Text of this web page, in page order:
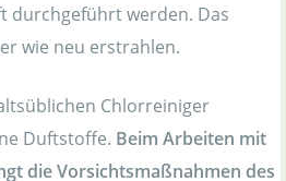
durchgeführt werden. Das
wie neu erstrahlen.
Chlorreiniger
Duftstoffe. Beim Arbeiten mit
die Vorsichtsmaßnahmen des